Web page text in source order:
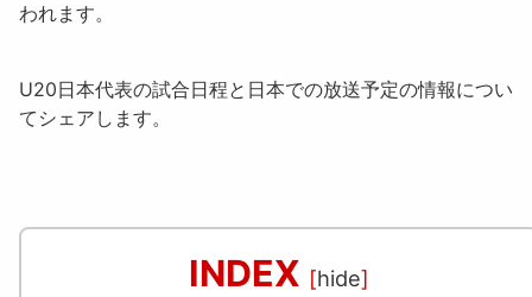
われます。
U20日本代表の試合日程と日本での放送予定の情報につい
てシェアします。
INDEX [hide]